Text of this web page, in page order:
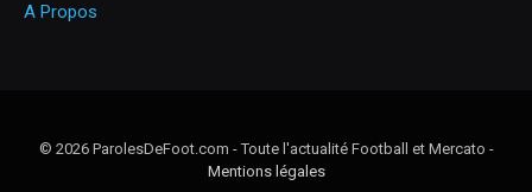
A Propos
© 2026 ParolesDeFoot.com - Toute l'actualité Football et Mercato -
Mentions légales